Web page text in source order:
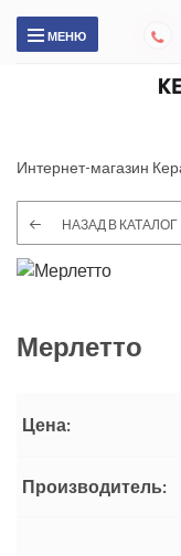
МЕНЮ
Интернет-магазин
НАЗАД В КАТАЛОГ
Мерлетто
Цена:
Производитель: